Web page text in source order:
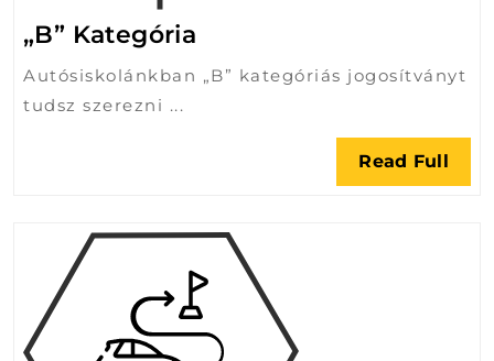
„B” Kategória
Kategória
Autósiskolánkban „B” kategóriás jogosítványt
tudsz szerezni ...
Read Full
Full